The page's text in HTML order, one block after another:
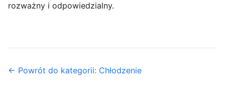
rozważny i odpowiedzialny.
← Powrót do kategorii: Chłodzenie